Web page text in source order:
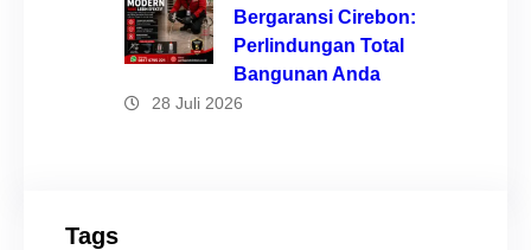
Bergaransi Cirebon:
Perlindungan Total
Bangunan Anda
28 Juli 2026
Tags